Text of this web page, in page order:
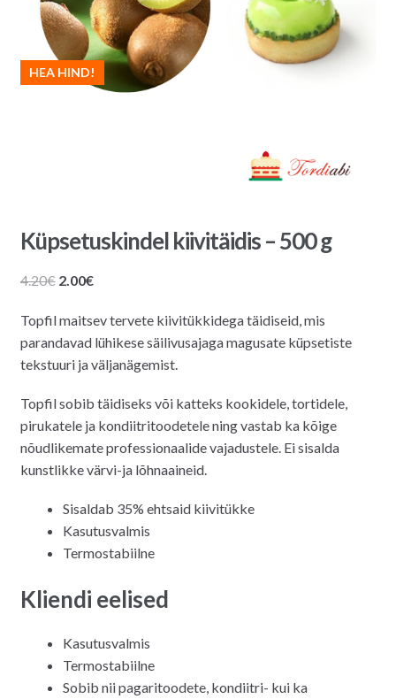
HEA HIND!
Küpsetuskindel kiivitäidis – 500 g
4.20€ Algne
oli:
4.20€.
2.00€Praegune
on:
2.00€.
Topfil maitsev tervete kiivitükkidega täidiseid, mis
parandavad lühikese säilivusajaga magusate küpsetiste
tekstuuri ja väljanägemist.
Topfil sobib täidiseks või katteks kookidele, tortidele,
pirukatele ja kondiitritoodetele ning vastab ka kõige
nõudlikemate professionaalide vajadustele. Ei sisalda
kunstlikke värvi-ja lõhnaaineid.
Sisaldab 35% ehtsaid kiivitükke
Kasutusvalmis
Termostabiilne
Kliendi eelised
Kasutusvalmis
Termostabiilne
Sobib nii pagaritoodete, kondiitri- kui ka